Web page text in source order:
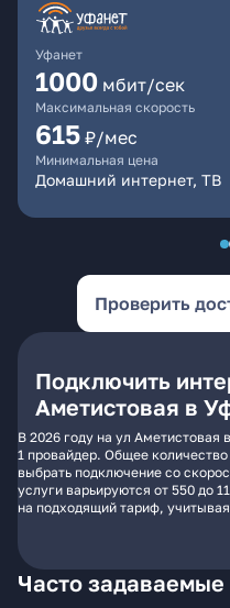
Уфанет
1000 мбит/сек
Максимальная скорость
615 ₽/мес
Минимальная цена
Домашний интернет, ТВ
Проверить
Подключить
Аметистовая в
В 2026 году на ул
1 провайдер. Общее
выбрать подключение со
услуги варьируются от 550 до
на подходящий тариф,
Часто